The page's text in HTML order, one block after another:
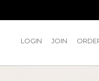
LOGIN JOIN